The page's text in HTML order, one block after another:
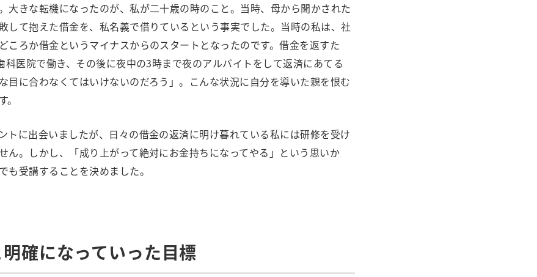
大きな転機になったのが、私が二十歳の時のこと。当時、母から聞かされた
して抱えた借金を、私名義で借りているという事実でした。当時の私は、社
ころか借金というマイナスからのスタートとなったのです。借金を返すた
科医院で働き、その後に夜中の3時まで夜のアルバイトをして返済にあてる
目に合わなくてはいけないのだろう」。こんな状況に自分を導いた親を恨む
トに出会いましたが、日々の借金の返済に明け暮れている私には研修を受け
ん。しかし、「成り上がって絶対にお金持ちになってやる」という思いか
も受講することを決めました。
確になっていった目標